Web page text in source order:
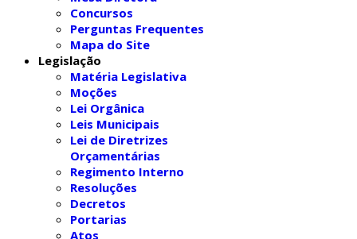
Concursos
Perguntas Frequentes
Mapa do Site
Legislação
Matéria Legislativa
Moções
Lei Orgânica
Leis Municipais
Lei de Diretrizes
Orçamentárias
Regimento Interno
Resoluções
Decretos
Portarias
Atos